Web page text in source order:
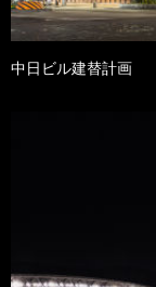
中日ビル建替計画